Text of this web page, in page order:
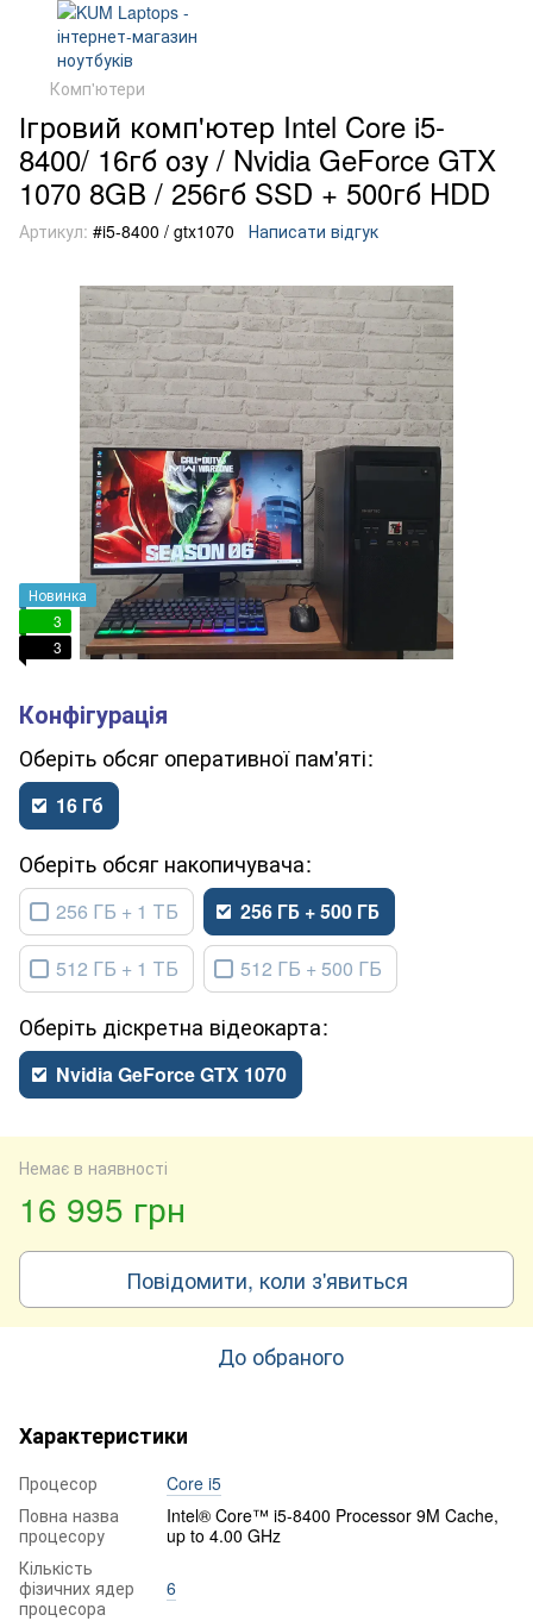
Комп'ютери
Ігровий комп'ютер Intel Core i5-
8400/ 16гб озу / Nvidia GeForce GTX
1070 8GB / 256гб SSD + 500гб HDD
Артикул: #i5-8400 / gtx1070 Написати відгук
Новинка
3
3
обсяг оперативної пам'яті
16 Гб
обсяг накопичувача
256 ГБ + 1 ТБ 256 ГБ + 500 ГБ
512 ГБ + 1 ТБ 512 ГБ + 500 ГБ
діскретна відеокарта
Nvidia GeForce GTX 1070
Немає в наявності
16 995 грн
Повідомити, коли з'явиться
До обраного
Характеристики
Процесор
Core i5
Повна назва
процесору
Intel® Core™ i5-8400 Processor 9M Cache,
up to 4.00 GHz
Кількість
фізичних ядер
процесора
6